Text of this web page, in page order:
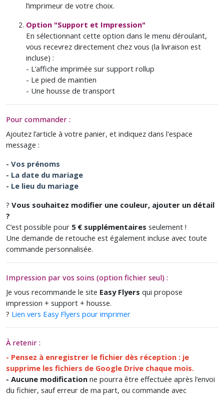
l’imprimeur de votre choix.
Option "Support et Impression"
En sélectionnant cette option dans le menu déroulant,
vous recevrez directement chez vous (la livraison est
incluse) :
- L’affiche imprimée sur support rollup
- Le pied de maintien
- Une housse de transport
Pour commander :
Ajoutez l’article à votre panier, et indiquez dans l'espace
message :
- Vos prénoms
- La date du mariage
- Le lieu du mariage
? Vous souhaitez modifier une couleur, ajouter un détail
?
C’est possible pour 5 € supplémentaires seulement !
Une demande de retouche est également incluse avec toute
commande personnalisée.
Impression par vos soins (option fichier seul) :
Je vous recommande le site Easy Flyers qui propose
impression + support + housse.
? Lien vers Easy Flyers pour imprimer
À retenir :
- Pensez à enregistrer le fichier dès réception : je
supprime les fichiers de Google Drive chaque mois.
- Aucune modification ne pourra être effectuée après l’envoi
du fichier, sauf erreur de ma part, ou commande avec